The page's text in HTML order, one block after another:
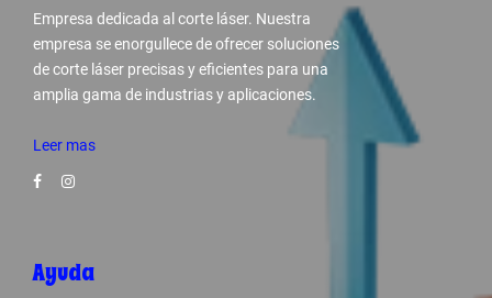
Empresa dedicada al corte láser. Nuestra
empresa se enorgullece de ofrecer soluciones
de corte láser precisas y eficientes para una
amplia gama de industrias y aplicaciones.
Leer mas
Ayuda